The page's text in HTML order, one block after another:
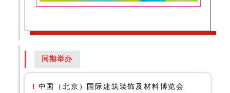
同期举办
l
中国（北京）国际建筑装饰及材料博览会